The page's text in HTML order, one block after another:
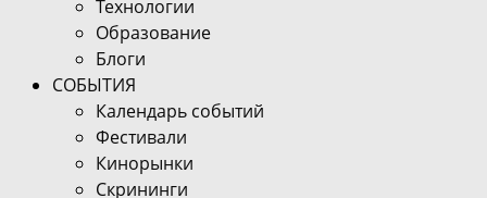
Технологии
Образование
Блоги
СОБЫТИЯ
Календарь событий
Фестивали
Кинорынки
Скрининги